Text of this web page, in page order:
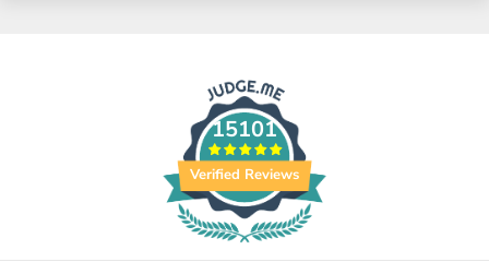
15101
Verified Reviews